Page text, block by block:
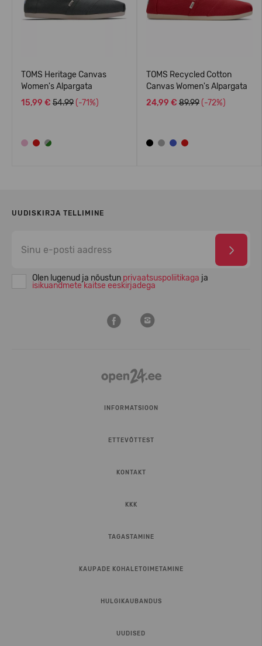
TOMS Heritage Canvas
Women's Alpargata
15,99 € 54.99 (-71%)
TOMS Recycled Cotton
Canvas Women's Alpargata
24,99 € 89.99 (-72%)
UUDISKIRJA TELLIMINE
Olen lugenud ja nõustun privaatsuspoliitikaga ja
isikuandmete kaitse eeskirjadega
INFORMATSIOON
ETTEVÕTTEST
KONTAKT
KKK
TAGASTAMINE
KAUPADE KOHALETOIMETAMINE
HULGIKAUBANDUS
UUDISED